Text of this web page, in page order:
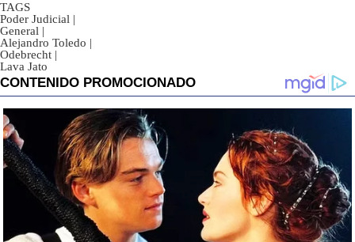
TAGS
Poder Judicial |
General |
Alejandro Toledo |
Odebrecht |
Lava Jato